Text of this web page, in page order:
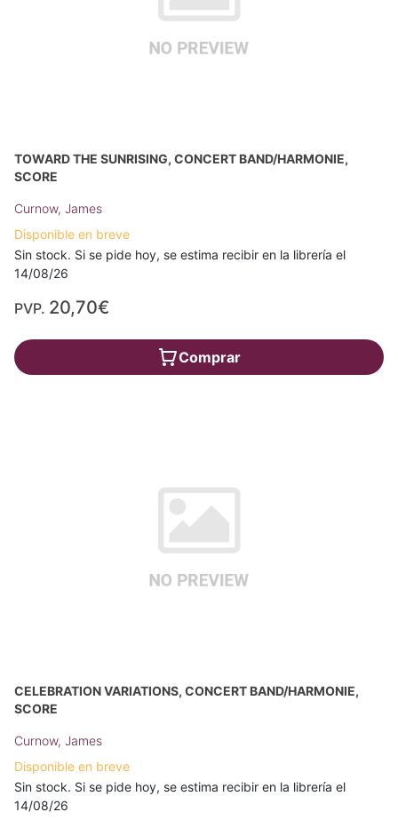
TOWARD THE SUNRISING, CONCERT BAND/HARMONIE,
SCORE
Curnow, James
Disponible en breve
Sin stock. Si se pide hoy, se estima recibir en la librería el
14/08/26
PVP. 20,70€
Comprar
CELEBRATION VARIATIONS, CONCERT BAND/HARMONIE,
SCORE
Curnow, James
Disponible en breve
Sin stock. Si se pide hoy, se estima recibir en la librería el
14/08/26